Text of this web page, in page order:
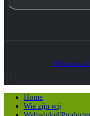
© Heatmedia.nl
Home
Wie zijn wij